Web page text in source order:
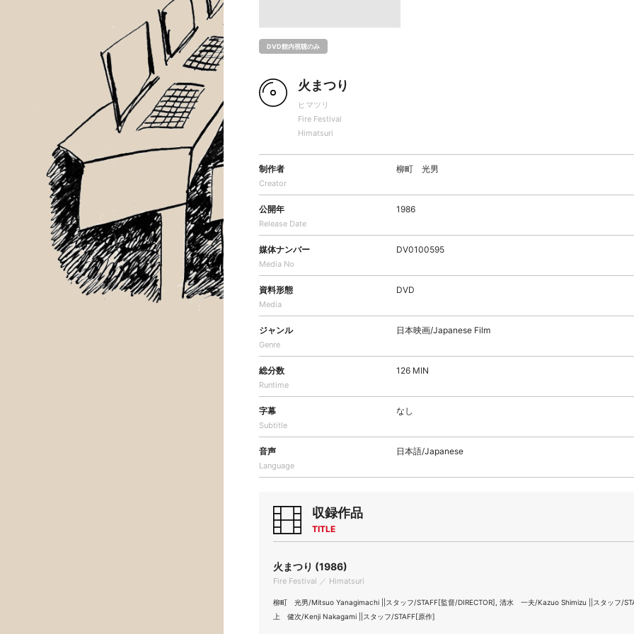
DVD館内視聴のみ
火まつり
ヒマツリ
Fire Festival
Himatsuri
制作者
Creator
柳町 光男
公開年
Release Date
1986
媒体ナンバー
Media No
DV0100595
資料形態
Media
DVD
ジャンル
Genre
日本映画/Japanese Film
総分数
Runtime
126 MIN
字幕
Subtitle
なし
音声
Language
日本語/Japanese
収録作品
TITLE
火まつり (1986)
Fire Festival ／ Himatsuri
柳町 光男/Mitsuo Yanagimachi ||スタッフ/STAFF[監督/DIRECTOR], 清水 一夫/Kazuo Shimizu ||スタッフ/
上 健次/Kenji Nakagami ||スタッフ/STAFF[原作]